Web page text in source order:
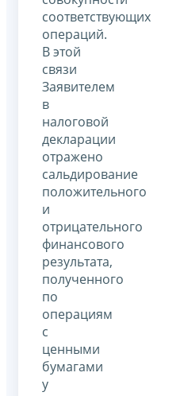
соответствующих
операций.
В этой
связи
Заявителем
в
налоговой
декларации
отражено
сальдирование
положительного
и
отрицательного
финансового
результата,
полученного
по
операциям
с
ценными
бумагами
у